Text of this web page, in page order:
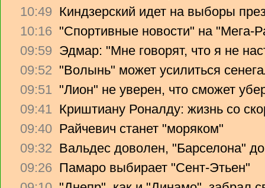
10:49 Киндзерский идет на выборы
10:16 "Спортивные новости" на "Мега-
09:59 Эдмар: "Мне говорят, что я не
09:52 "Волынь" может усилиться
09:51 "Лион" не уверен, что сможет
09:41 Криштиану Роналду: жизнь со
09:40 Райчевич станет "моряком"
09:32 Вальдес доволен, "Барселона"
09:26 Памаро выбирает "Сент-Этьен"